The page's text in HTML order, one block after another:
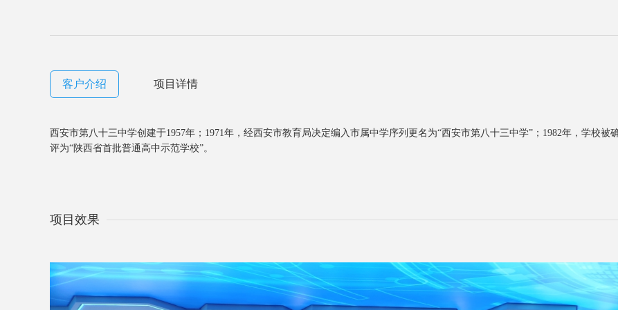
客户介绍 项目详情
⻄安市第⼋⼗三中学创建于1957年；1971年，经⻄安市教育局决定编⼊市属中学序列更名为“⻄安市第⼋⼗三中学”；1982年，学校被
评为“陕⻄省⾸批普通⾼中示范学校”。
项目效果